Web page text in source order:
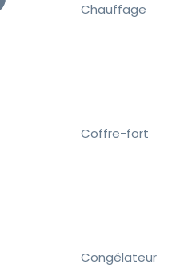
Chauffage
Coffre-fort
Congélateur